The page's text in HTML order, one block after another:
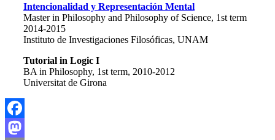
Intencionalidad y Representación Mental
Master in Philosophy and Philosophy of Science, 1st term
2014-2015
Instituto de Investigaciones Filosóficas, UNAM
Tutorial in Logic I
BA in Philosophy, 1st term, 2010-2012
Universitat de Girona
Facebook